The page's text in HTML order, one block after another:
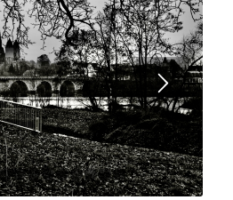
1 2 3 4 5 6 7 8 9 101112